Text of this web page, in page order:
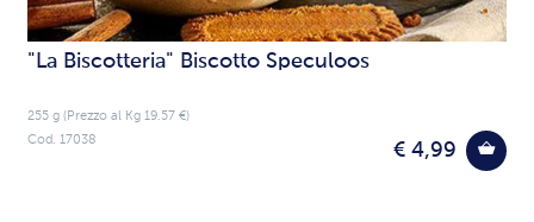
"La Biscotteria" Biscotto Speculoos
255 g (Prezzo al Kg 19.57 €)
€ 4,99
Cod. 17038